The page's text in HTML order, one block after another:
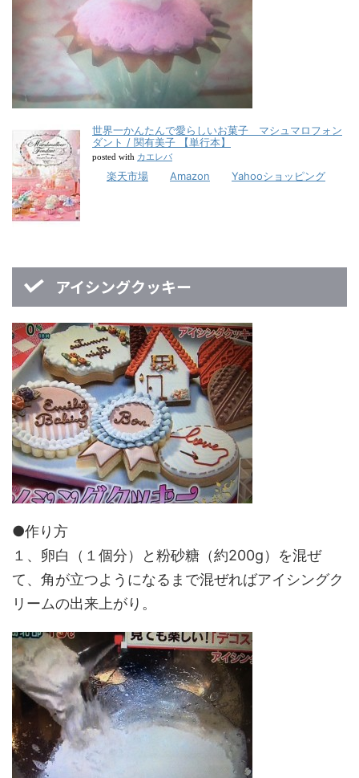
世界一かんたんで愛らしいお菓子 マシュマロフォン
ダント / 関有美子 【単行本】
posted with カエレバ
楽天市場 Amazon Yahooショッピング
アイシングクッキー
●作り方
１、卵白（１個分）と粉砂糖（約200g）を混ぜ
て、角が立つようになるまで混ぜればアイシングク
リームの出来上がり。